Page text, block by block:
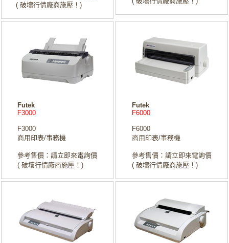
( 破壞行情廠商施壓！)
Futek
F3000
F3000
商用印表/事務機
參考售價：請立即來電詢價
( 破壞行情廠商施壓！)
Futek
F6000
F6000
商用印表/事務機
參考售價：請立即來電詢價
( 破壞行情廠商施壓！)